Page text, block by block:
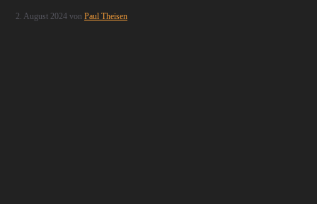
2. August 2024 vonPaul Theisen